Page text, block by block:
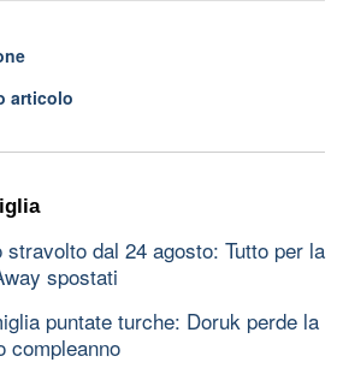
articolo
dal 24 agosto: Tutto per la
spostati
puntate turche: Doruk perde la
compleanno